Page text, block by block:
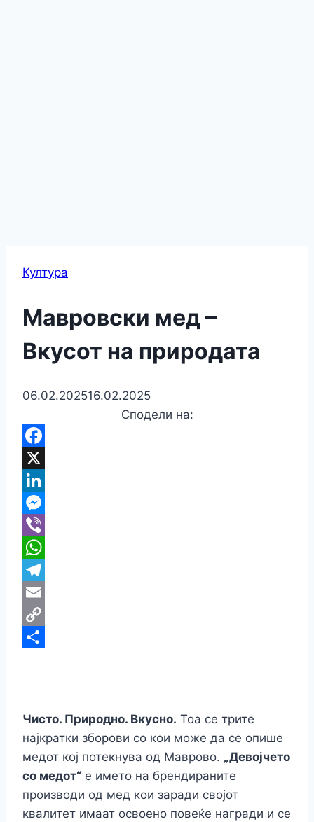
Култура
Мавровски мед –
Вкусот на природата
06.02.202516.02.2025
Сподели на:
Чистo. Природнo. Вкусно. Тоа се трите
најкратки зборови со кои може да се опише
медот кој потекнува од Маврово. „Девојчето
со медот“ е името на брендираните
производи од мед кои заради својот
квалитет имаат освоено повеќе награди и се